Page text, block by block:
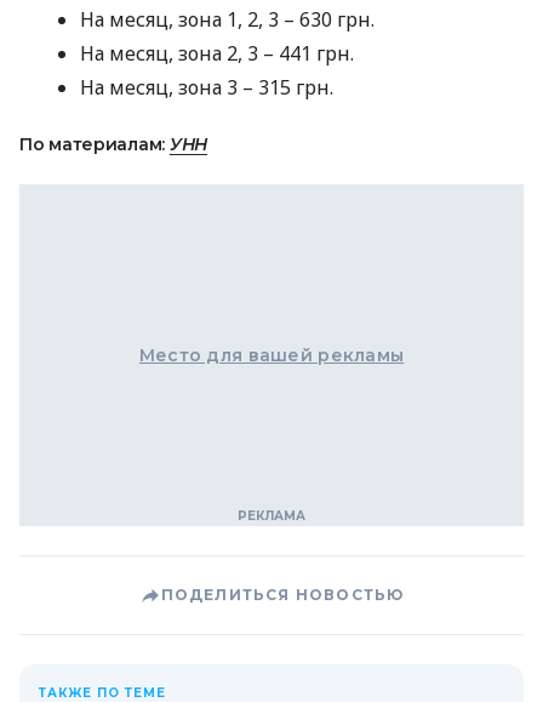
На месяц, зона 1, 2, 3 – 630 грн.
На месяц, зона 2, 3 – 441 грн.
На месяц, зона 3 – 315 грн.
По материалам: УНН
Место для вашей рекламы
ПОДЕЛИТЬСЯ НОВОСТЬЮ
ТАКЖЕ ПО ТЕМЕ